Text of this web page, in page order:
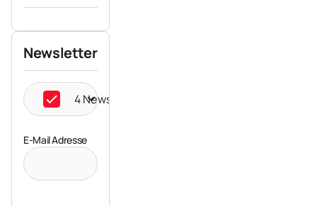
Newsletter
4 Newsletter ausgewählt
E-Mail Adresse